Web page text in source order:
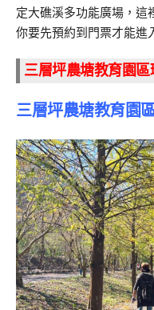
定大礁溪多功能廣場，這
你要先預約到門票才能進
三層坪農塘教育園區
三層坪農塘教育園